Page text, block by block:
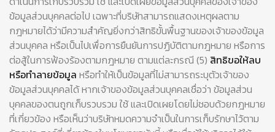
ข้อมูลส่วนบุคคลต่อไป เฉพาะที่บริษัทสามารถแสดงเหตุผลตาม
กฎหมายได้ว่ามีความสำคัญยิ่งกว่าสิทธิขั้นพื้นฐานของเจ้าของข้อมูล
ส่วนบุคคล หรือเป็นไปเพื่อการยืนยันการปฏิบัติตามกฎหมาย หรือการ
ต่อสู้ในการฟ้องร้องตามกฎหมาย ตามแต่ละกรณี (5) สิทธิขอให้ลบ
หรือทำลายข้อมูล หรือทำให้เป็นข้อมูลที่ไม่สามารถระบุตัวเจ้าของ
ข้อมูลส่วนบุคคลได้ หากเจ้าของข้อมูลส่วนบุคคลเชื่อว่า ข้อมูลส่วน
บุคคลของตนถูกเก็บรวบรวม ใช้ และเปิดเผยโดยไม่ชอบด้วยกฎหมาย
ที่เกี่ยวข้อง หรือเห็นว่าบริษัทหมดความจำเป็นในการเก็บรักษาไว้ตาม